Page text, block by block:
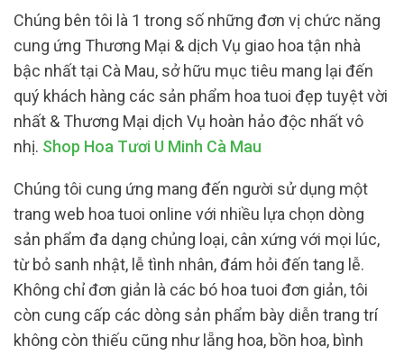
Chúng bên tôi là 1 trong số những đơn vị chức năng
cung ứng Thương Mại & dịch Vụ giao hoa tận nhà
bậc nhất tại Cà Mau, sở hữu mục tiêu mang lại đến
quý khách hàng các sản phẩm hoa tuoi đẹp tuyệt vời
nhất & Thương Mại dịch Vụ hoàn hảo độc nhất vô
nhị. Shop Hoa Tươi U Minh Cà Mau
Chúng tôi cung ứng mang đến người sử dụng một
trang web hoa tuoi online với nhiều lựa chọn dòng
sản phẩm đa dạng chủng loại, cân xứng với mọi lúc,
từ bỏ sanh nhật, lễ tình nhân, đám hỏi đến tang lễ.
Không chỉ đơn giản là các bó hoa tuoi đơn giản, tôi
còn cung cấp các dòng sản phẩm bày diễn trang trí
không còn thiếu cũng như lẵng hoa, bồn hoa, bình